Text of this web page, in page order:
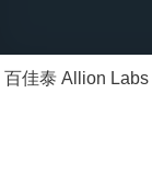
百佳泰 Allion Labs